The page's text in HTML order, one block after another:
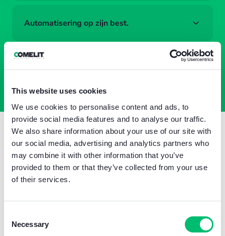
This website uses cookies
We use cookies to personalise content and ads, to
provide social media features and to analyse our traffic.
We also share information about your use of our site with
our social media, advertising and analytics partners who
may combine it with other information that you’ve
provided to them or that they’ve collected from your use
of their services.
Selection
Necessary
Automatisering op zijn best.
Ontdek WiFree, onze oplossing voor
INTEGRATIES
Eén scherm, eindeloze controle:
Integreer video-intercom met een smarthome